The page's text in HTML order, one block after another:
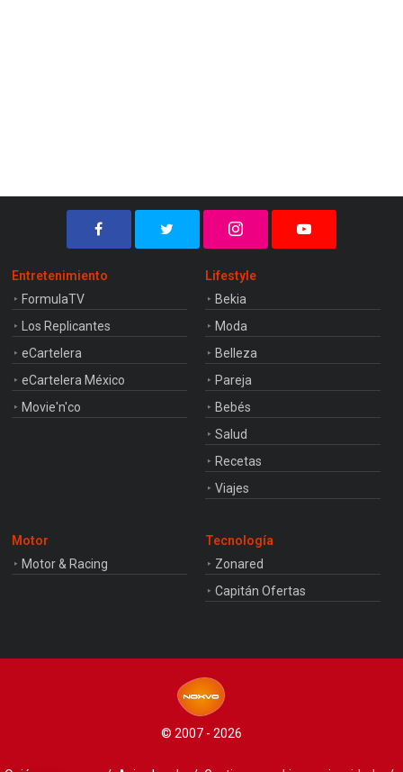
Entretenimiento
FormulaTV
Los Replicantes
eCartelera
eCartelera México
Movie'n'co
Lifestyle
Bekia
Moda
Belleza
Pareja
Bebés
Salud
Recetas
Viajes
Motor
Motor & Racing
Tecnología
Zonared
Capitán Ofertas
© 2007 - 2026